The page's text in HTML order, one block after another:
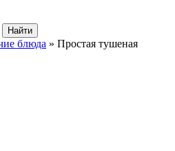
блюда » Простая тушеная